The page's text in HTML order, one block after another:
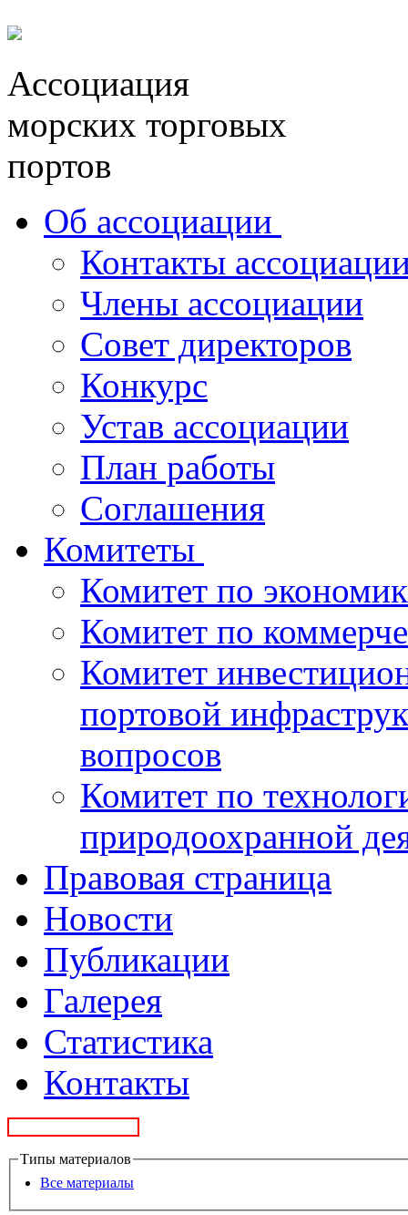
Ассоциация
морских торговых
портов
Об ассоциации
Контакты
Члены ассоциации
Совет директоров
Конкурс
Устав ассоциации
План работы
Соглашения
Комитеты
Комитет по
Комитет по
Комитет
портовой
вопросов
Комитет по
природоохранной
Правовая страница
Новости
Публикации
Галерея
Статистика
Контакты
Типы материалов
Все материалы